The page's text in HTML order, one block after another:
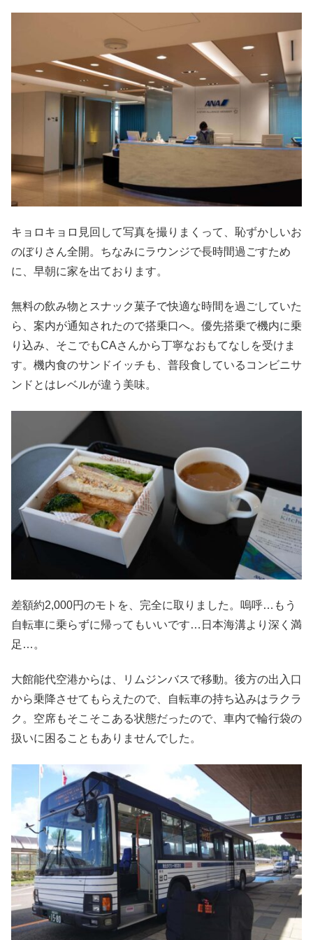
キョロキョロ見回して写真を撮りまくって、恥ずかしいお
のぼりさん全開。ちなみにラウンジで長時間過ごすため
に、早朝に家を出ております。
無料の飲み物とスナック菓子で快適な時間を過ごしていた
ら、案内が通知されたので搭乗口へ。優先搭乗で機内に乗
り込み、そこでもCAさんから丁寧なおもてなしを受けま
す。機内食のサンドイッチも、普段食しているコンビニサ
ンドとはレベルが違う美味。
差額約2,000円のモトを、完全に取りました。嗚呼…もう
自転車に乗らずに帰ってもいいです…日本海溝より深く満
足…。
大館能代空港からは、リムジンバスで移動。後方の出入口
から乗降させてもらえたので、自転車の持ち込みはラクラ
ク。空席もそこそこある状態だったので、車内で輪行袋の
扱いに困ることもありませんでした。